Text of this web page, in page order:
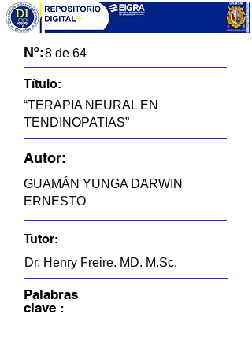
Nº:8 de 64
Título:
“TERAPIA NEURAL EN
TENDINOPATIAS”
Autor:
GUAMÁN YUNGA DARWIN
ERNESTO
Tutor:
Dr. Henry Freire. MD. M.Sc.
Palabras
clave :